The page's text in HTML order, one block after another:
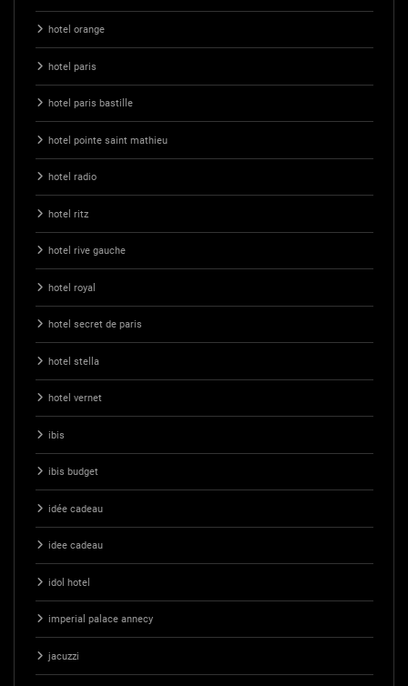
hotel orange
hotel paris
hotel paris bastille
hotel pointe saint mathieu
hotel radio
hotel ritz
hotel rive gauche
hotel royal
hotel secret de paris
hotel stella
hotel vernet
ibis
ibis budget
idée cadeau
idee cadeau
idol hotel
imperial palace annecy
jacuzzi